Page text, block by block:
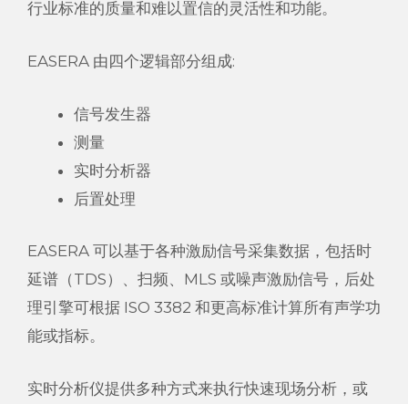
行业标准的质量和难以置信的灵活性和功能。
EASERA 由四个逻辑部分组成:
信号发生器
测量
实时分析器
后置处理
EASERA 可以基于各种激励信号采集数据，包括时
延谱（TDS）、扫频、MLS 或噪声激励信号，后处
理引擎可根据 ISO 3382 和更高标准计算所有声学功
能或指标。
实时分析仪提供多种方式来执行快速现场分析，或